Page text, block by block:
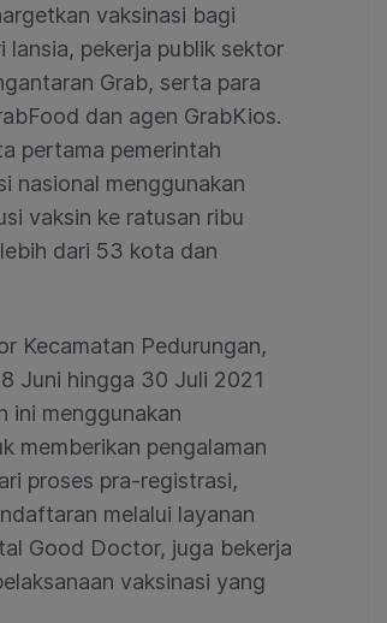
vaksinasi bagi
pekerja publik sektor
Grab, serta para
dan agen GrabKios.
pertama pemerintah
nasional menggunakan
vaksin ke ratusan ribu
dari 53 kota dan
Kecamatan Pedurungan,
Juni hingga 30 Juli 2021
ini menggunakan
memberikan pengalaman
proses pra-registrasi,
melalui layanan
Good Doctor, juga bekerja
vaksinasi yang